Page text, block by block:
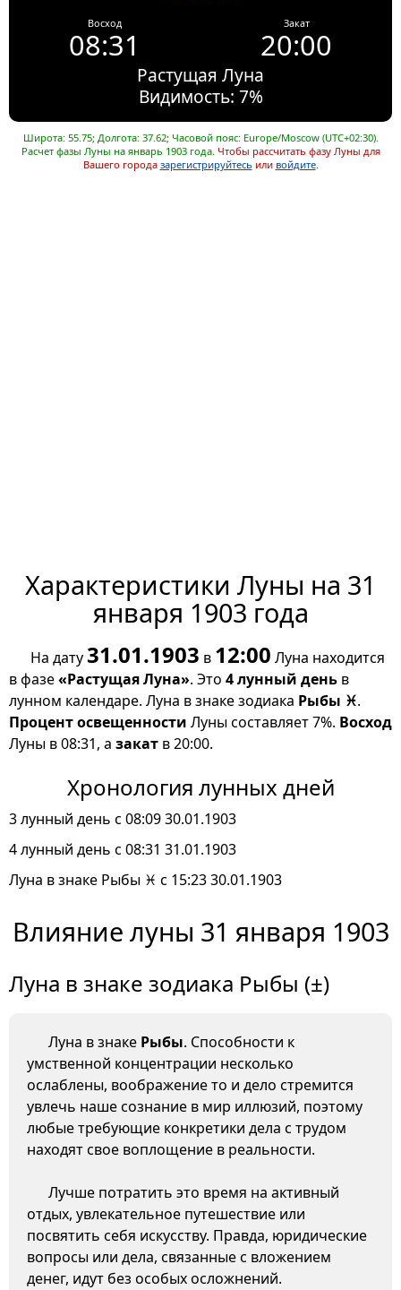
Восход
08:31
Закат
20:00
Растущая Луна
Видимость: 7%
Широта: 55.75; Долгота: 37.62; Часовой пояс: Europe/Moscow (UTC+02:30).
Расчет фазы Луны на январь 1903 года. Чтобы рассчитать фазу Луны для
Вашего города зарегистрируйтесь или войдите.
Характеристики Луны на 31
января 1903 года
На дату31.01.1903 в 12:00 Луна находится
в фазе«Растущая Луна». Это 4 лунный день в
лунном календаре. Луна в знаке зодиака Рыбы ♓.
Процент освещенности Луны составляет 7%. Восход
Луны в 08:31, а закат в 20:00.
Хронология лунных дней
3 лунный день с 08:09 30.01.1903
4 лунный день с 08:31 31.01.1903
Луна в знаке Рыбы ♓ с 15:23 30.01.1903
Влияние луны 31 января 1903
Луна в знаке зодиака Рыбы (±)
Луна в знаке Рыбы. Способности к
умственной концентрации несколько
ослаблены, воображение то и дело стремится
увлечь наше сознание в мир иллюзий, поэтому
любые требующие конкретики дела с трудом
находят свое воплощение в реальности.
Лучше потратить это время на активный
отдых, увлекательное путешествие или
посвятить себя искусству. Правда, юридические
вопросы или дела, связанные с вложением
денег, идут без особых осложнений.